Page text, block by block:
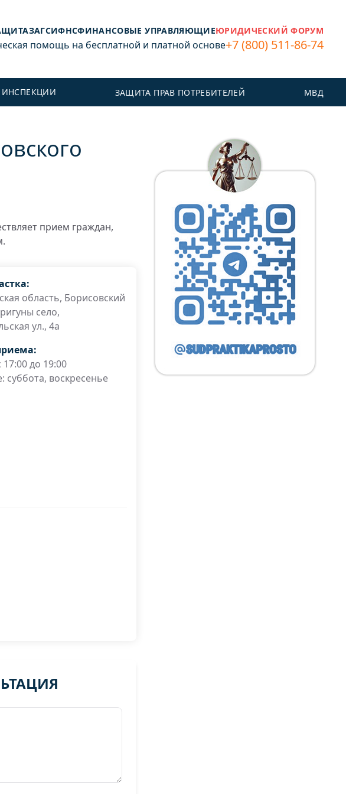
ЗАГСИФНСФИНАНСОВЫЕ УПРАВЛЯЮЩИЕЮРИДИЧЕСКИЙ ФОРУМ
помощь на бесплатной и платной основе+7 (800) 511-86-74
ИНСПЕКЦИИ ЗАЩИТА ПРАВ ПОТРЕБИТЕЛЕЙ МВД
прием граждан,
область, Борисовский
село,
ул., 4а
17:00 до 19:00
суббота, воскресенье